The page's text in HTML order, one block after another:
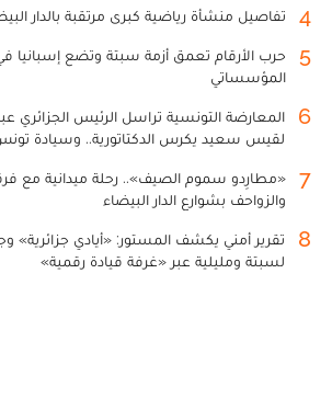
4 تفاصيل منشأة رياضية كبرى مرتقبة بالدار
5
حرب الأرقام تعمق أزمة سبتة وتضع إسبانيا
المؤسساتي
6
المعارضة التونسية تراسل الرئيس الجزائري
لقيس سعيد يكرس الدكتاتورية.. وسيادة
7
«مطارِدو سموم الصيف».. رحلة ميدانية مع
والزواحف بشوارع الدار البيضاء
8
تقرير أمني يكشف المستور: «أيادي جزائرية»
لسبتة ومليلية عبر «غرفة قيادة رقمية»